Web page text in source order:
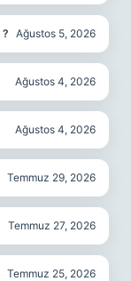
Ağustos 5, 2026
Ağustos 4, 2026
Ağustos 4, 2026
Temmuz 29, 2026
Temmuz 27, 2026
Temmuz 25, 2026